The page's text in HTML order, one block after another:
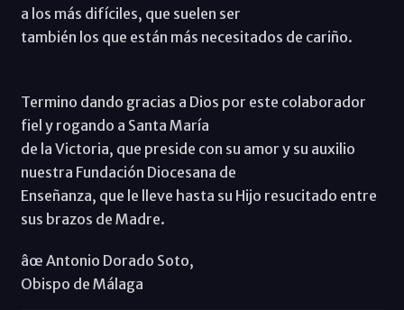
a los más difíciles, que suelen ser
también los que están más necesitados de cariño.
Termino dando gracias a Dios por este colaborador
fiel y rogando a Santa María
de la Victoria, que preside con su amor y su auxilio
nuestra Fundación Diocesana de
Enseñanza, que le lleve hasta su Hijo resucitado entre
sus brazos de Madre.
âœ Antonio Dorado Soto,
Obispo de Málaga